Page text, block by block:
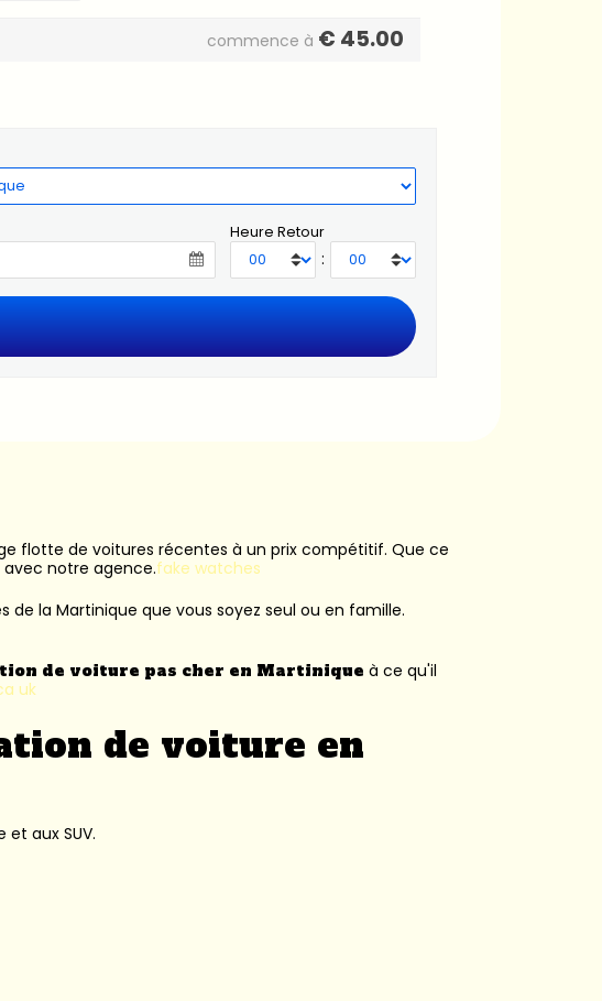
commence à € 45.00
Heure Retour
:
flotte de voitures récentes à un prix compétitif. Que ce
notre agence.fake watches
de la Martinique que vous soyez seul ou en famille.
de voiture pas cher en Martinique à ce qu'il
uk
de voiture en
aux SUV.